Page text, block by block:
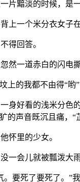
片黯淡的时候，是
上一个米分衣女子
得回答。
然一道赤白的闪电
上的我都不由得“哟”
身好看的浅米分色
的声音既沉且痛，“
怀里的少女。
一会儿就被瓢泼大
要死了要死了。”